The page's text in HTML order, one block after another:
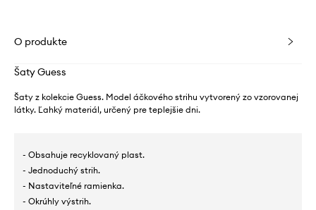
O produkte
Šaty Guess
Šaty z kolekcie Guess. Model áčkového strihu vytvorený zo vzorovanej
látky. Ľahký materiál, určený pre teplejšie dni.
- Obsahuje recyklovaný plast.
- Jednoduchý strih.
- Nastaviteľné ramienka.
- Okrúhly výstrih.